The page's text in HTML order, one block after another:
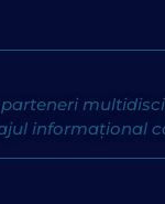
informațional